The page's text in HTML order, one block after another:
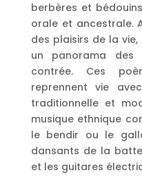
berbères et
orale et ancestrale.
des plaisirs de la
un panorama
contrée. Ces
reprennent vie
traditionnelle et
musique ethnique
le bendir ou le
dansants de la
et les guitares